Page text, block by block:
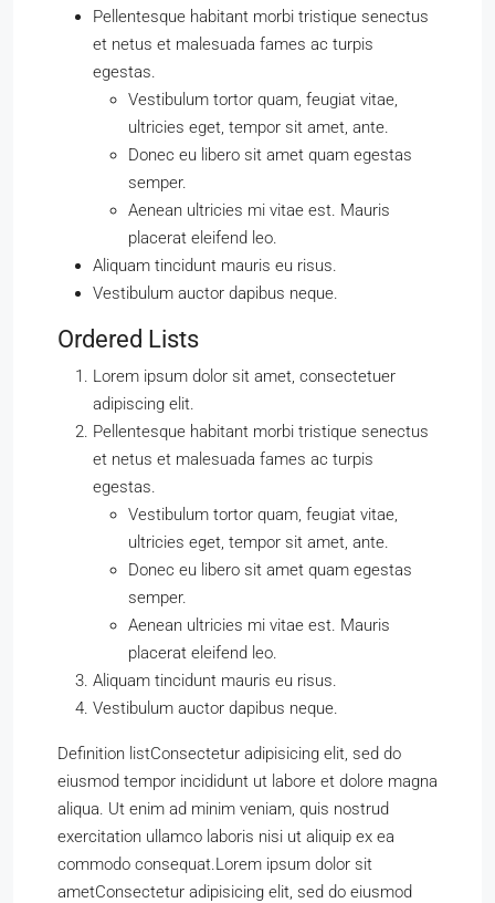
Pellentesque habitant morbi tristique senectus
et netus et malesuada fames ac turpis
egestas.
Vestibulum tortor quam, feugiat vitae,
ultricies eget, tempor sit amet, ante.
Donec eu libero sit amet quam egestas
semper.
Aenean ultricies mi vitae est. Mauris
placerat eleifend leo.
Aliquam tincidunt mauris eu risus.
Vestibulum auctor dapibus neque.
Ordered Lists
Lorem ipsum dolor sit amet, consectetuer
adipiscing elit.
Pellentesque habitant morbi tristique senectus
et netus et malesuada fames ac turpis
egestas.
Vestibulum tortor quam, feugiat vitae,
ultricies eget, tempor sit amet, ante.
Donec eu libero sit amet quam egestas
semper.
Aenean ultricies mi vitae est. Mauris
placerat eleifend leo.
Aliquam tincidunt mauris eu risus.
Vestibulum auctor dapibus neque.
Definition listConsectetur adipisicing elit, sed do
eiusmod tempor incididunt ut labore et dolore magna
aliqua. Ut enim ad minim veniam, quis nostrud
exercitation ullamco laboris nisi ut aliquip ex ea
commodo consequat.Lorem ipsum dolor sit
ametConsectetur adipisicing elit, sed do eiusmod